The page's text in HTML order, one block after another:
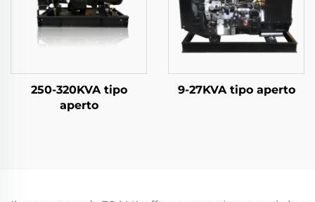
250-320KVA tipo
aperto
9-27KVA tipo aperto